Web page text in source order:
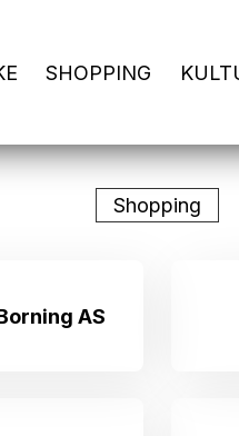
SHOPPING
Shopping
AS